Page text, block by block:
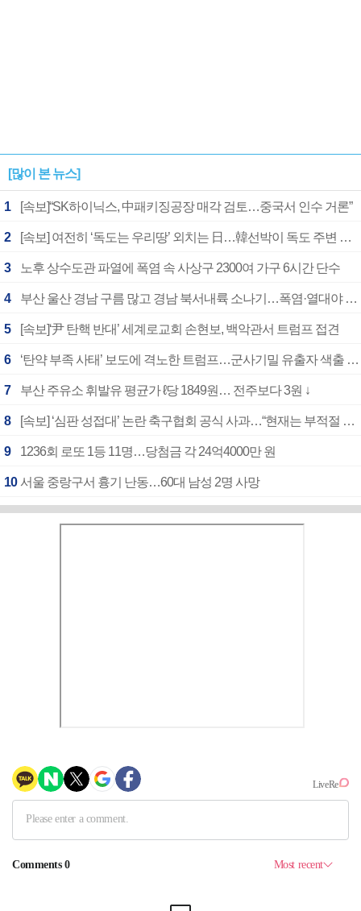
[많이 본 뉴스]
1 [속보]“SK하이닉스, 中패키징공장 매각 검토…중국서 인수 거론”
2 [속보] 여전히 ‘독도는 우리땅’ 외치는 日…韓선박이 독도 주변 해양조사 활동하자 반발
3 노후 상수도관 파열에 폭염 속 사상구 2300여 가구 6시간 단수
4 부산 울산 경남 구름 많고 경남 북서내륙 소나기…폭염·열대야 계속
5 [속보]‘尹 탄핵 반대’ 세계로교회 손현보, 백악관서 트럼프 접견
6 ‘탄약 부족 사태’ 보도에 격노한 트럼프…군사기밀 유출자 색출 지시
7 부산 주유소 휘발유 평균가 ℓ당 1849원… 전주보다 3원 ↓
8 [속보] ‘심판 성접대’ 논란 축구협회 공식 사과…“현재는 부적절 행위 없어”
9 1236회 로또 1등 11명…당첨금 각 24억4000만 원
10 서울 중랑구서 흉기 난동…60대 남성 2명 사망